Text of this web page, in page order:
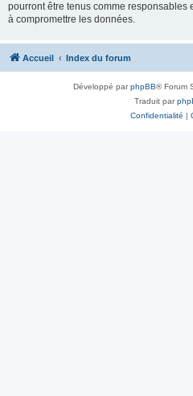
pourront être tenus comme responsables
à compromettre les données.
Accueil Index du forum
Développé parphpBB® Forum
Traduit par
Confidentialité |